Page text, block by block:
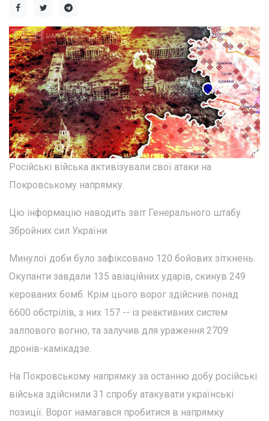
Російські війська активізували свої атаки на
Покровському напрямку.
Цю інформацію наводить звіт Генерального штабу
Збройних сил України.
Минулої доби було зафіксовано 120 бойових зіткнень.
Окупанти завдали 135 авіаційних ударів, скинув 249
керованих бомб. Крім цього ворог здійснив понад
6600 обстрілів, з них 157 -- із реактивних систем
залпового вогню, та залучив для ураження 2709
дронів-камікадзе.
На Покровському напрямку за останню добу російські
війська здійснили 31 спробу атакувати українські
позиції. Ворог намагався пробитися в напрямку